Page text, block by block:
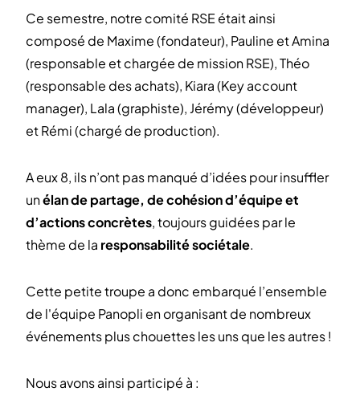
Ce semestre, notre comité RSE était ainsi
composé de Maxime (fondateur), Pauline et Amina
(responsable et chargée de mission RSE), Théo
(responsable des achats), Kiara (Key account
manager), Lala (graphiste), Jérémy (développeur)
et Rémi (chargé de production).
A eux 8, ils n’ont pas manqué d’idées pour insuffler
unélan de partage, de cohésion d’équipe et
d’actions concrètes, toujours guidées par le
thème de la responsabilité sociétale.
Cette petite troupe a donc embarqué l’ensemble
de l'équipe Panopli en organisant de nombreux
événements plus chouettes les uns que les autres !
Nous avons ainsi participé à :